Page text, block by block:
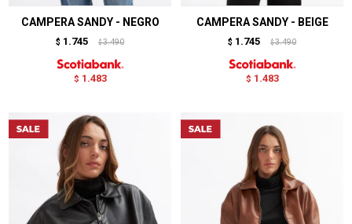
CAMPERA SANDY - NEGRO
$ 1.745 $ 3.490
$ 1.483
CAMPERA SANDY - BEIGE
$ 1.745 $ 3.490
$ 1.483